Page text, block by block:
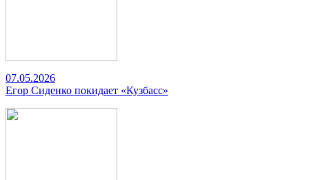
07.05.2026
Егор Сиденко покидает «Кузбасс»